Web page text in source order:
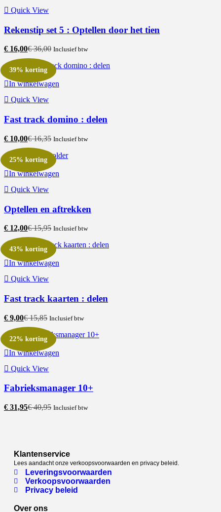
Quick View
Rekenstip set 5 : Optellen door het tien
€ 16,00€36,00 Inclusief btw
39% korting
In winkelwagen
Quick View
Fast track domino : delen
€ 10,00€16,35 Inclusief btw
25% korting
In winkelwagen
Quick View
Optellen en aftrekken
€ 12,00€15,95 Inclusief btw
43% korting
In winkelwagen
Quick View
Fast track kaarten : delen
€ 9,00€15,85 Inclusief btw
22% korting
In winkelwagen
Quick View
Fabrieksmanager 10+
€ 31,95€40,95 Inclusief btw
Klantenservice
Lees aandacht onze verkoopsvoorwaarden en privacy beleid.
Leveringsvoorwaarden
Verkoopsvoorwaarden
Privacy beleid
Over ons